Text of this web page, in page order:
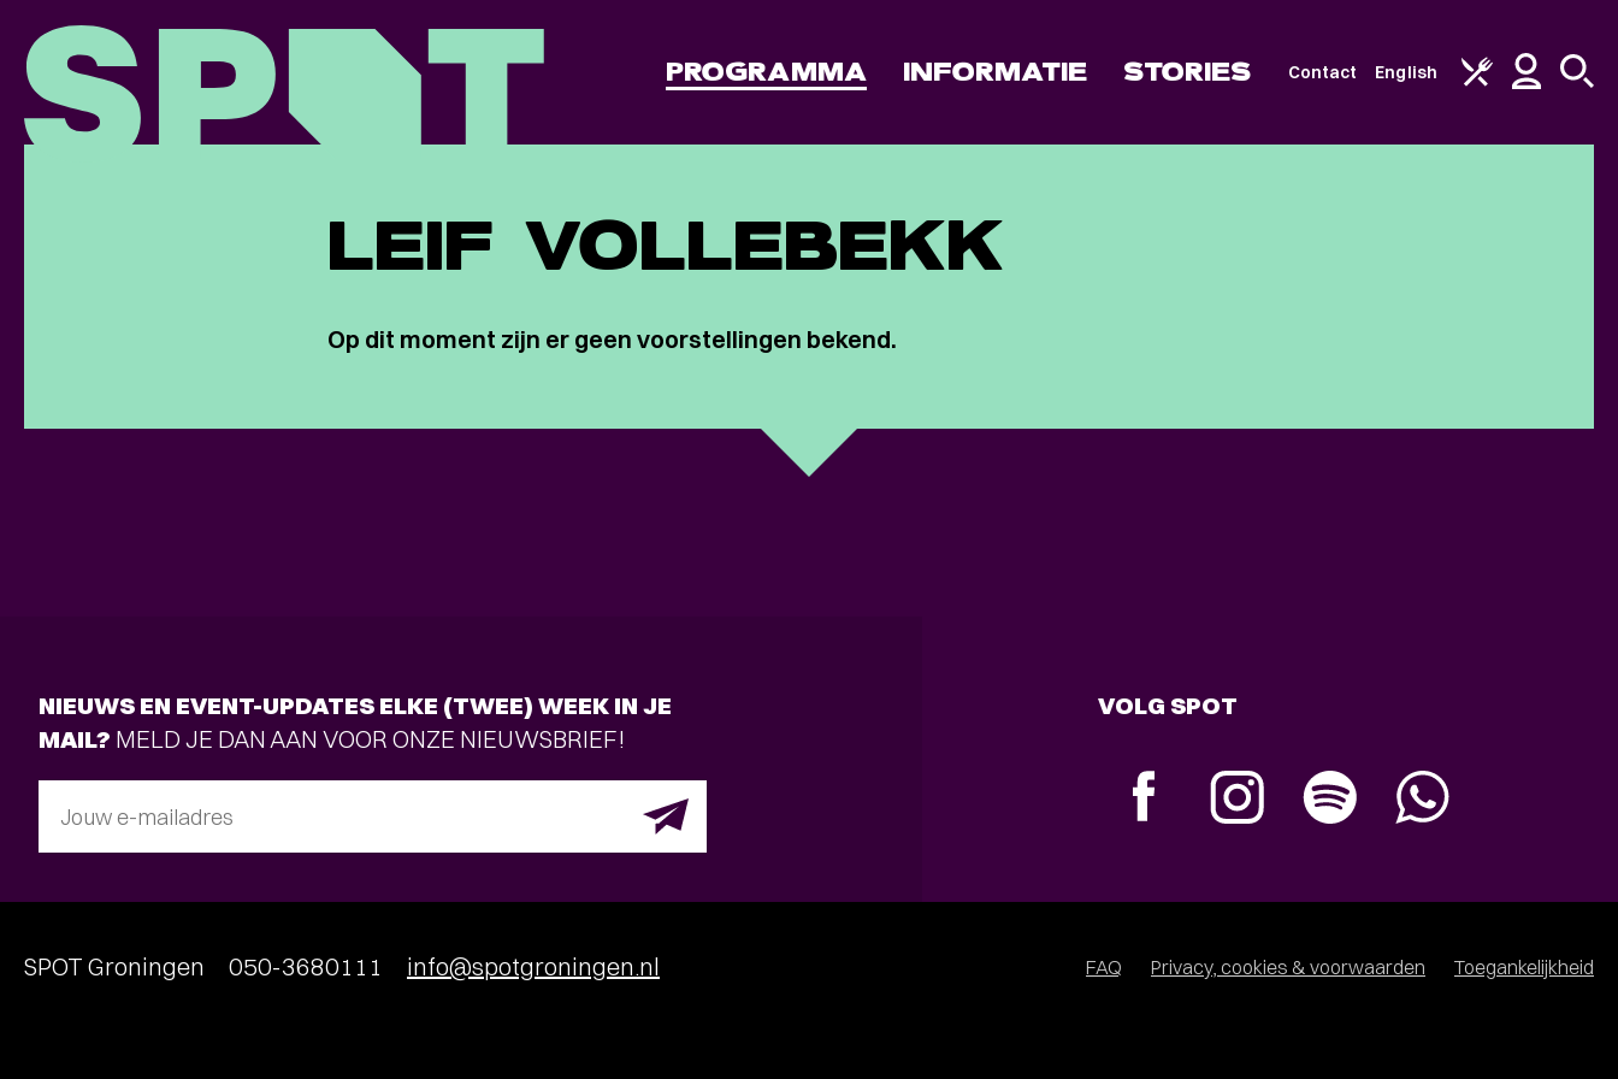
PROGRAMMA INFORMATIE STORIES Contact English
LEIF VOLLEBEKK
Op dit moment zijn er geen voorstellingen bekend.
NIEUWS EN EVENT-UPDATES ELKE (TWEE) WEEK IN JE
MAIL? MELD JE DAN AAN VOOR ONZE NIEUWSBRIEF!
Jouw e-mailadres
VOLG SPOT
SPOT Groningen 050-3680111 info@spotgroningen.nl FAQ Privacy, cookies & voorwaarden Toegankelijkheid